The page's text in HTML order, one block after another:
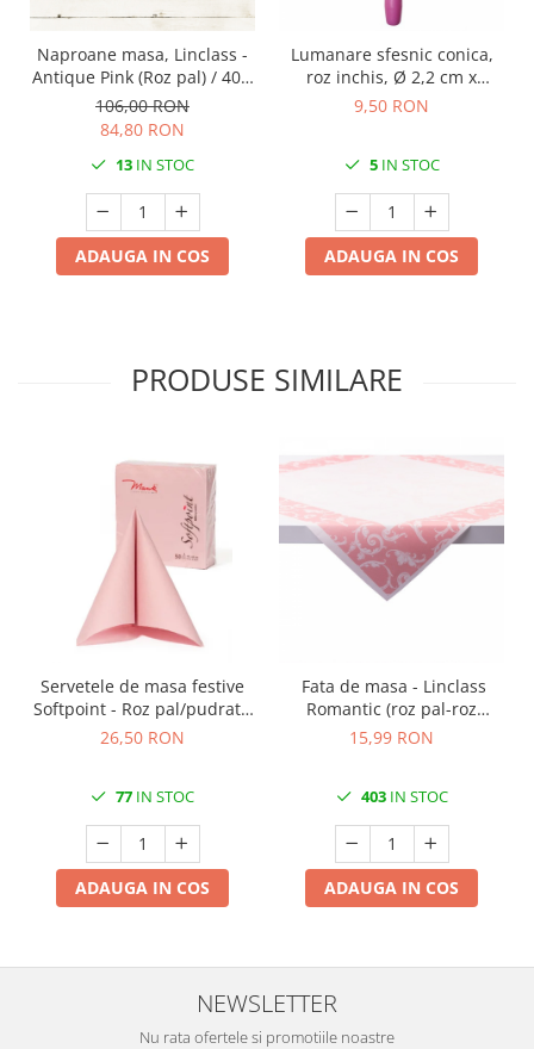
Naproane masa, Linclass -
Antique Pink (Roz pal) / 40 x
30 cm / 100 buc
106,00 RON
84,80 RON
13 IN STOC
ADAUGA IN COS
Lumanare sfesnic conica,
roz inchis, Ø 2,2 cm x
inaltime 28 cm, durata de
9,50 RON
5IN STOC
ADAUGA IN COS
PRODUSE SIMILARE
Servetele de masa festive
Softpoint - Roz pal/pudrat /
40x40 cm / 50 buc
26,50 RON
77 IN STOC
ADAUGA IN COS
Fata de masa - Linclass
Romantic (roz pal-roz
pudrat) / 80 x 80 cm / 1 buc
15,99 RON
403IN STOC
ADAUGA IN COS
NEWSLETTER
Nu rata ofertele si promotiile noastre